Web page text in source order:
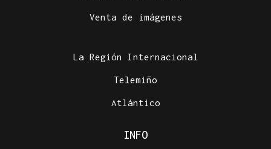
Venta de imágenes
La Región Internacional
Telemiño
Atlántico
INFO